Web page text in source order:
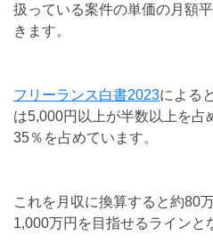
扱っている案件の単価の月額
きます。
フリーランス白書2023による
は5,000円以上が半数以上を占
35％を占めています。
これを月収に換算すると約80
1,000万円を目指せるラインと